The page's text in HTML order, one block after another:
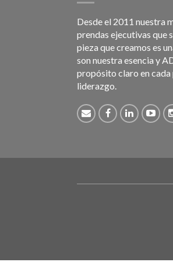
Desde el 2011 nuestra
prendas ejecutivas que
pieza que creamos es
son nuestra esencia y
propósito claro en
liderazgo.